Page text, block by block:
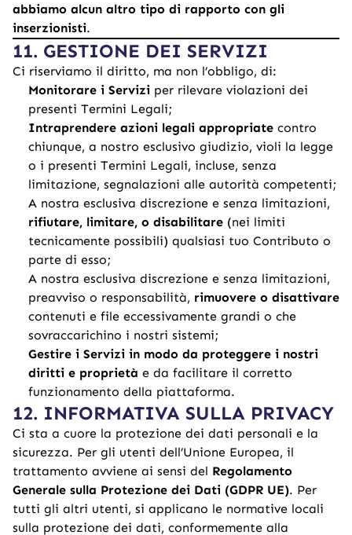
abbiamo alcun altro tipo di rapporto con gli
inserzionisti.
11. GESTIONE DEI SERVIZI
Ci riserviamo il diritto, ma non l’obbligo, di:
Monitorare i Servizi per rilevare violazioni dei
presenti Termini Legali;
Intraprendere azioni legali appropriate contro
chiunque, a nostro esclusivo giudizio, violi la legge
o i presenti Termini Legali, incluse, senza
limitazione, segnalazioni alle autorità competenti;
A nostra esclusiva discrezione e senza limitazioni,
rifiutare, limitare, o disabilitare (nei limiti
tecnicamente possibili) qualsiasi tuo Contributo o
parte di esso;
A nostra esclusiva discrezione e senza limitazioni,
preavviso o responsabilità, rimuovere o disattivare
contenuti e file eccessivamente grandi o che
sovraccarichino i nostri sistemi;
Gestire i Servizi in modo da proteggere i nostri
diritti e proprietà e da facilitare il corretto
funzionamento della piattaforma.
12. INFORMATIVA SULLA PRIVACY
Ci sta a cuore la protezione dei dati personali e la
sicurezza. Per gli utenti dell’Unione Europea, il
trattamento avviene ai sensi del Regolamento
Generale sulla Protezione dei Dati (GDPR UE). Per
tutti gli altri utenti, si applicano le normative locali
sulla protezione dei dati, conformemente alla